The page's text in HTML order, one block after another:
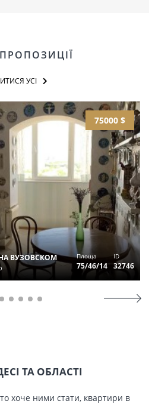
УСІ
75000 $
ВУЗОВСКОМ Площа
75/46/14
ID
32746
ТА ОБЛАСТІ
хоче ними стати, квартири в